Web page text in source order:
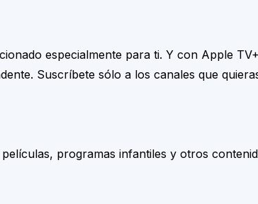
especialmente para ti. Y con Apple
Suscríbete sólo a los canales que
programas infantiles y otros